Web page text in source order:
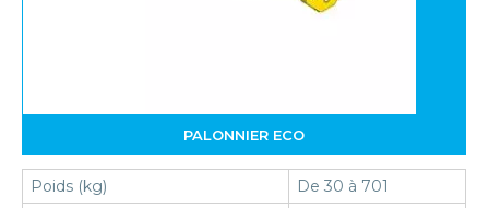
PALONNIER ECO
Poids (kg)
De 30 à 701